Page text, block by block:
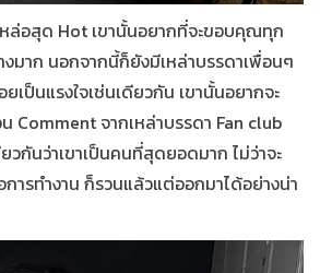
อสุด Hot เขานั้นอยากที่จะขอบคุณทุก
งมาก นอกจากนี้ก็ยังมีเหล่าบรรดาเพื่อนๆ
เป็นแรงใจเช่นเดียวกัน เขานั้นอยากจะ
Comment จากเหล่าบรรดา Fan club
วกันว่าเขาเป็นคนที่สุดยอดมาก ไม่ว่าจะ
การทำงาน ก็รวนแล้วแต่ออกมาได้อย่างน่า